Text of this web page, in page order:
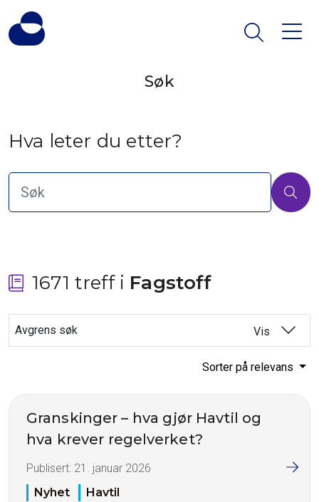
Søk
Hva leter du etter?
1671 treff i Fagstoff
Avgrens søk Vis
Sorter på relevans
Granskinger – hva gjør Havtil og
hva krever regelverket?
Publisert: 21. januar 2026
Nyhet
Havtil